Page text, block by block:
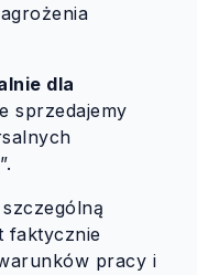
dla
sprzedajemy
faktycznie
pracy i